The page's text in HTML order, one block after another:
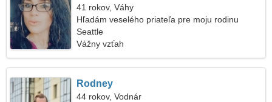
41 rokov, Váhy
Hľadám veselého priateľa pre moju rodinu
Seattle
Vážny vzťah
Rodney
44 rokov, Vodnár